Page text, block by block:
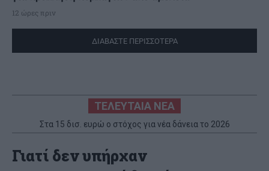
12 ώρες πριν
ΔΙΑΒΑΣΤΕ ΠΕΡΙΣΣΟΤΕΡΑ